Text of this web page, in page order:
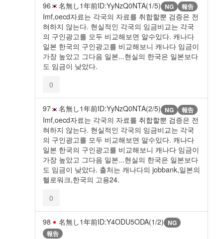
96 名無し1年前ID:YyNzQ0NTA(1/5) NG 報告
Imf,oecd자료는 각국의 자료를 취합할뿐 검증은 전
혀하지 않는다. 현실적인 각국의 임금비교는 각국
의 구인광고를 모두 비교해보면 알수있다. 캐나다
일본 한국의 구인광고를 비교해보니 캐나다 임금이
가장 높았고 그다음 일본...현실의 한국은 일본보다
도 임금이 낮았다.
0
97 名無し1年前ID:YyNzQ0NTA(2/5) NG 報告
Imf,oecd자료는 각국의 자료를 취합할뿐 검증은 전
혀하지 않는다. 현실적인 각국의 임금비교는 각국
의 구인광고를 모두 비교해보면 알수있다. 캐나다
일본 한국의 구인광고를 비교해보니 캐나다 임금이
가장 높았고 그다음 일본...현실의 한국은 일본보다
도 임금이 낮았다. 출처는 캐나다의 jobbank,일본의
헬로워크,한국의 고용24.
0
98 名無し1年前ID:Y4ODU5ODA(1/2) NG
報告